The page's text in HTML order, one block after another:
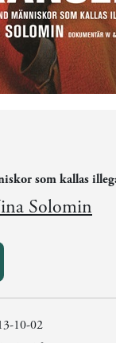
som kallas
Solomin
10-02